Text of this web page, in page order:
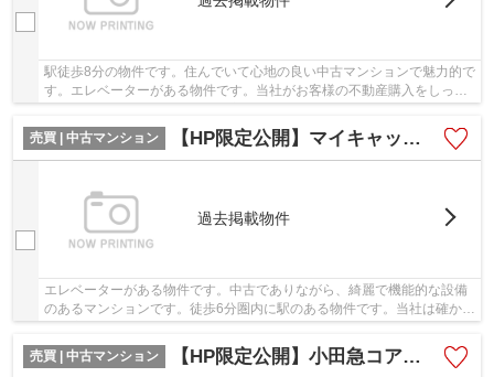
駅徒歩8分の物件です。住んでいて心地の良い中古マンションで魅力的で
す。エレベーターがある物件です。当社がお客様の不動産購入をしっか
売買 | 中古マンション
【HP限定公開】マイキャッスル府中西 5階
過去掲載物件
エレベーターがある物件です。中古でありながら、綺麗で機能的な設備
のあるマンションです。徒歩6分圏内に駅のある物件です。当社は確かな
不動産情報をご提供しております。こだわりや...
売買 | 中古マンション
【HP限定公開】小田急コアロード府中本町 5階